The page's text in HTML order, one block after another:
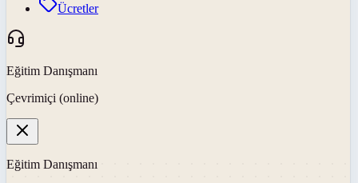
Ücretler
Eğitim Danışmanı
Çevrimiçi (online)
Eğitim Danışmanı